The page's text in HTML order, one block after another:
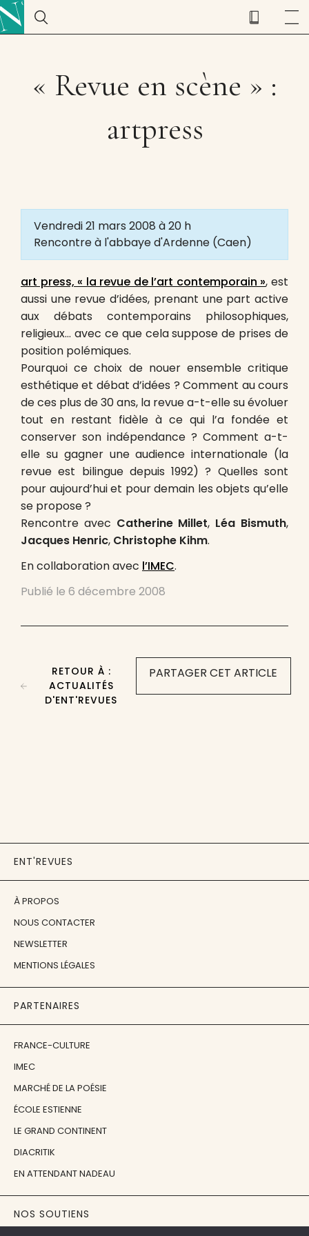
« Revue en scène » :
artpress
Vendredi 21 mars 2008 à 20 h
Rencontre à l'abbaye d'Ardenne (Caen)
art press, « la revue de l’art contemporain », est
aussi une revue d’idées, prenant une part active
aux débats contemporains philosophiques,
religieux… avec ce que cela suppose de prises de
position polémiques.
Pourquoi ce choix de nouer ensemble critique
esthétique et débat d’idées ? Comment au cours
de ces plus de 30 ans, la revue a-t-elle su évoluer
tout en restant fidèle à ce qui l’a fondée et
conserver son indépendance ? Comment a-t-
elle su gagner une audience internationale (la
revue est bilingue depuis 1992) ? Quelles sont
pour aujourd’hui et pour demain les objets qu’elle
se propose ?
Rencontre avec Catherine Millet, Léa Bismuth,
Jacques Henric, Christophe Kihm.
En collaboration avec l’IMEC.
Publié le 6 décembre 2008
PARTAGER CET ARTICLE
RETOUR À :
ACTUALITÉS
D'ENT'REVUES
ENT'REVUES
À PROPOS
NOUS CONTACTER
NEWSLETTER
MENTIONS LÉGALES
PARTENAIRES
FRANCE-CULTURE
IMEC
MARCHÉ DE LA POÉSIE
ÉCOLE ESTIENNE
LE GRAND CONTINENT
DIACRITIK
EN ATTENDANT NADEAU
NOS SOUTIENS